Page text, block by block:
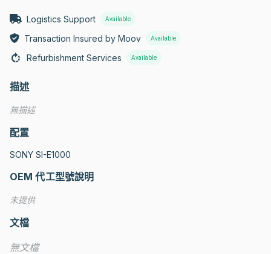
Logistics Support Available
Transaction Insured by Moov Available
Refurbishment Services Available
描述
無描述
配置
SONY SI-E1000
OEM 代工型號說明
未提供
文檔
無文檔